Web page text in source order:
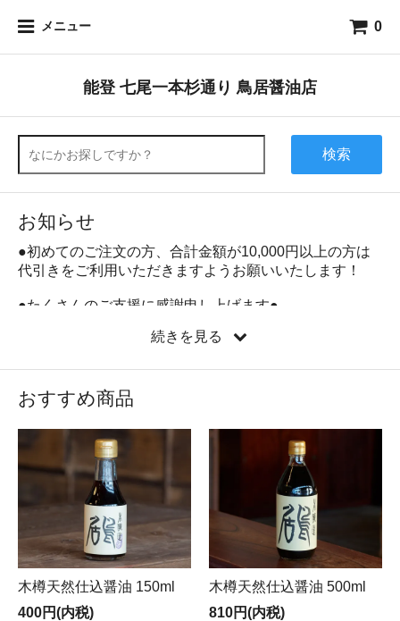
メニュー 0
能登 七尾一本杉通り 鳥居醤油店
検索
お知らせ
●初めてのご注文の方、合計金額が10,000円以上の方は
代引きをご利用いただきますようお願いいたします！
●たくさんのご支援に感謝申し上げます●
醤油をつくりたい」という思いで
クラウドファンディン
クラウドファンディングでご支援いただきました皆様で
続きを見る
おすすめ商品
木樽天然仕込醤油 150ml
400円(内税)
木樽天然仕込醤油 500ml
810円(内税)